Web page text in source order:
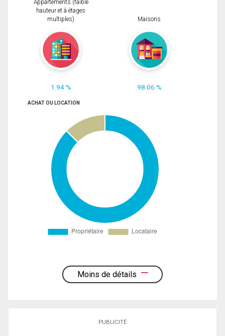
Appartements (faible
hauteur et à étages
multiples)
1.94 %
Maisons
98.06 %
ACHAT OU LOCATION
Moins de détails
PUBLICITÉ